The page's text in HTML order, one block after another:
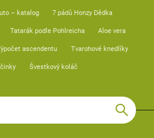
– katalog 7 pádů Honzy Dědka
Tatarák podle Pohlreicha Aloe vera
ascendentu Tvarohové knedlíky
Švestkový koláč